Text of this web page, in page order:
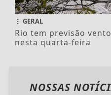
GERAL
Rio tem previsão
nesta quarta-feira
NOSSAS